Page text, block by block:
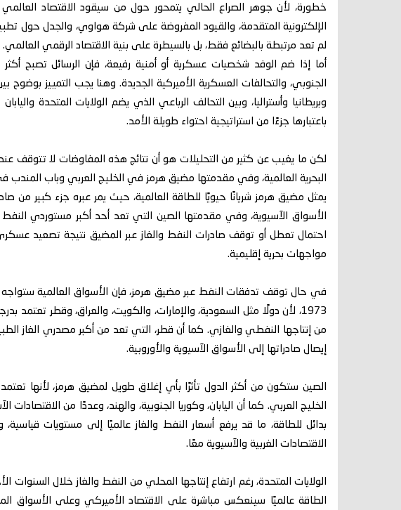
خطورة، لأن جوهر الصراع الحالي يتمحور حول من سيقود الاقتصاد العالمي
الإلكترونية المتقدمة، والقيود المفروضة على شركة هواوي، والجدل حول
لم تعد مرتبطة بالبضائع فقط، بل بالسيطرة على بنية الاقتصاد الرقمي العالمي.
أما إذا ضم الوفد شخصيات عسكرية أو أمنية رفيعة، فإن الرسائل تصبح
الجنوبي، والتحالفات العسكرية الأميركية الجديدة. وهنا يجب التمييز بوضوح
وبريطانيا وأستراليا، وبين التحالف الرباعي الذي يضم الولايات المتحدة
باعتبارها جزءًا من استراتيجية احتواء طويلة الأمد.
لكن ما يغيب عن كثير من التحليلات هو أن نتائج هذه المفاوضات لا تتوقف
البحرية العالمية، وفي مقدمتها مضيق هرمز في الخليج العربي وباب المندب
يمثل مضيق هرمز شريانًا حيويًا للطاقة العالمية، حيث يمر عبره جزء كبير من
الأسواق الآسيوية، وفي مقدمتها الصين التي تعد أحد أكبر مستوردي
احتمال تعطل أو توقف صادرات النفط والغاز عبر المضيق نتيجة تصعيد
مواجهات بحرية إقليمية.
في حال توقف تدفقات النفط عبر مضيق هرمز، فإن الأسواق العالمية
1973، لأن دولًا مثل السعودية، والإمارات، والكويت، والعراق، وقطر تعتمد
من إنتاجها النفطي والغازي. كما أن قطر، التي تعد من أكبر مصدري الغاز
إيصال صادراتها إلى الأسواق الآسيوية والأوروبية.
الصين ستكون من أكثر الدول تأثرًا بأي إغلاق طويل لمضيق هرمز، لأنها
الخليج العربي. كما أن اليابان، وكوريا الجنوبية، والهند، وعددًا من
بدائل للطاقة، ما قد يرفع أسعار النفط والغاز عالميًا إلى مستويات
الاقتصادات الغربية والآسيوية معًا.
الولايات المتحدة، رغم ارتفاع إنتاجها المحلي من النفط والغاز خلال السنوات
الطاقة عالميًا سينعكس مباشرة على الاقتصاد الأميركي وعلى الأسواق